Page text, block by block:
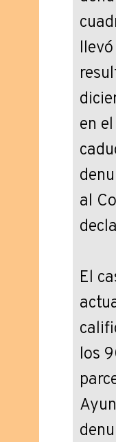
en
al
El
los